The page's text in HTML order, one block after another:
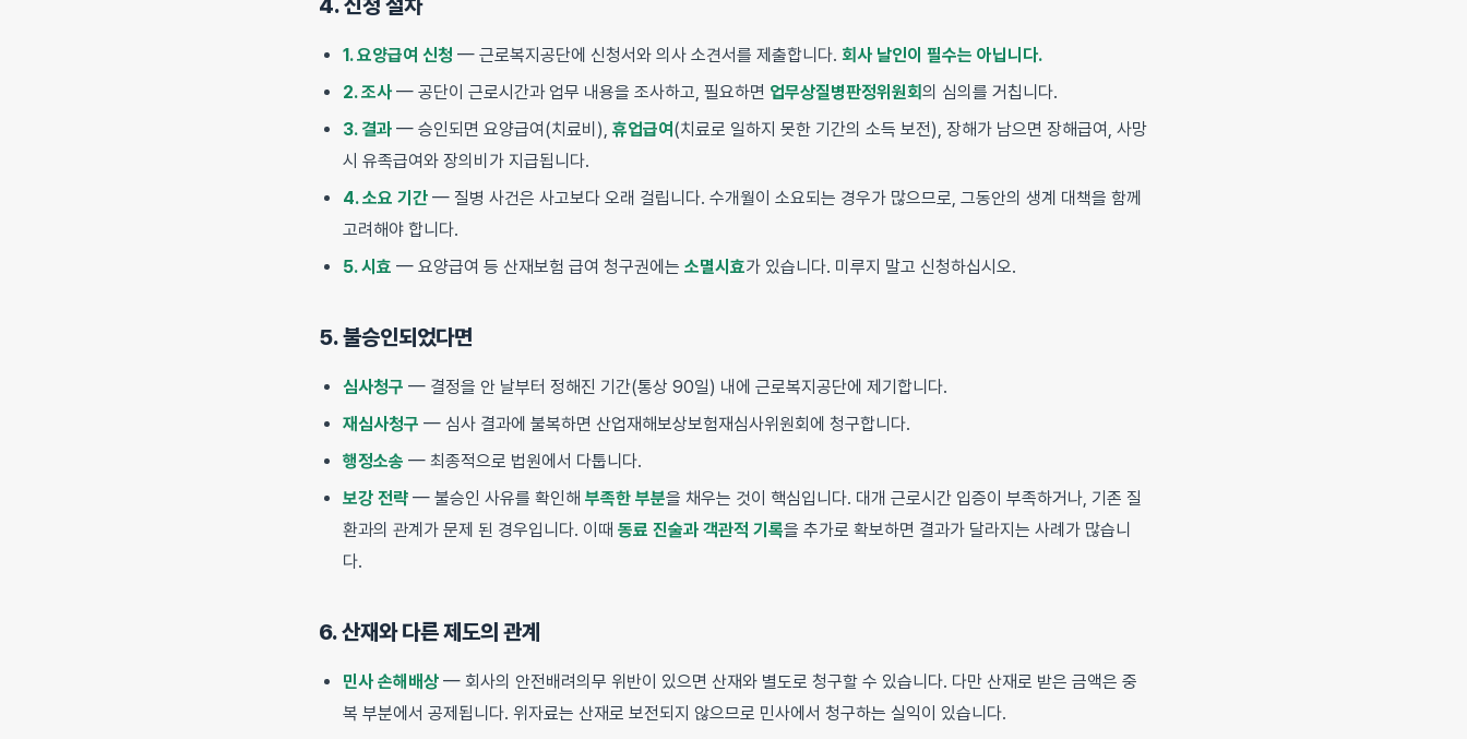
4. 신청 절차
1. 요양급여 신청 — 근로복지공단에 신청서와 의사 소견서를 제출합니다. 회사 날인이 필수는 아닙니다.
2. 조사 — 공단이 근로시간과 업무 내용을 조사하고, 필요하면 업무상질병판정위원회 의 심의를 거칩니다.
3. 결과 — 승인되면 요양급여(치료비), 휴업급여 (치료로 일하지 못한 기간의 소득 보전), 장해가 남으면 장해급여, 사망
시 유족급여와 장의비가 지급됩니다.
4. 소요 기간 — 질병 사건은 사고보다 오래 걸립니다. 수개월이 소요되는 경우가 많으므로, 그동안의 생계 대책을 함께
고려해야 합니다.
5. 시효 — 요양급여 등 산재보험 급여 청구권에는 소멸시효가 있습니다. 미루지 말고 신청하십시오.
5. 불승인되었다면
심사청구 — 결정을 안 날부터 정해진 기간(통상 90일) 내에 근로복지공단에 제기합니다.
재심사청구 — 심사 결과에 불복하면 산업재해보상보험재심사위원회에 청구합니다.
행정소송 — 최종적으로 법원에서 다툽니다.
보강 전략 — 불승인 사유를 확인해 부족한 부분을 채우는 것이 핵심입니다. 대개 근로시간 입증이 부족하거나, 기존 질
환과의 관계가 문제 된 경우입니다. 이때 동료 진술과 객관적 기록을 추가로 확보하면 결과가 달라지는 사례가 많습니
다.
6. 산재와 다른 제도의 관계
민사 손해배상 — 회사의 안전배려의무 위반이 있으면 산재와 별도로 청구할 수 있습니다. 다만 산재로 받은 금액은 중
복 부분에서 공제됩니다. 위자료는 산재로 보전되지 않으므로 민사에서 청구하는 실익이 있습니다.